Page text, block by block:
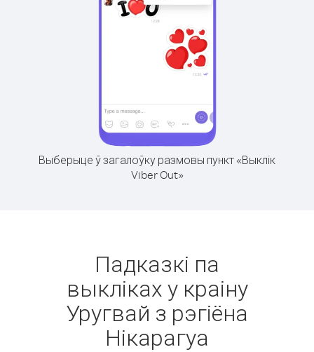
Выберыце ў загалоўку размовы пункт «Выклік
Viber Out»
Падказкі па
выкліках у краіну
Уругвай з рэгіёна
Нікарагуа